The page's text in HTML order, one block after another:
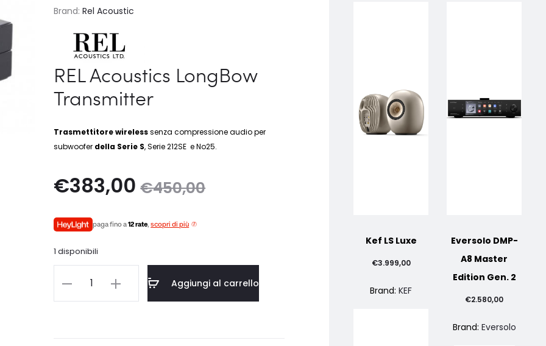
Brand:Rel Acoustic
REL Acoustics LongBow
Transmitter
Trasmettitore wirelesssenza compressione audio per
subwoofer della Serie S, Serie 212SE e No25.
€450,00
Il
prezzo
originale
era:
€450,00.
€383,00
Il
prezzo
paga fino a12 rate,scopri di più
1 disponibili
Aggiungi al carrello
Kef LS Luxe
€3.999,00
Brand:KEF
Eversolo DMP-
A8 Master
Edition Gen. 2
€2.580,00
Brand: Eversolo